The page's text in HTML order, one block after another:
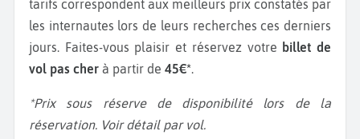
tarifs correspondent aux meilleurs prix constatés par
les internautes lors de leurs recherches ces derniers
jours. Faites-vous plaisir et réservez votre billet de
vol pas cher à partir de 45€*.
*Prix sous réserve de disponibilité lors de la
réservation. Voir détail par vol.